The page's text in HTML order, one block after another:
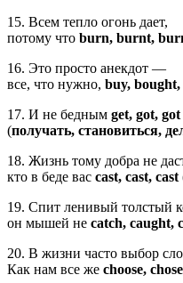
15. Всем тепло огонь дает,
потому что burn, burnt,
16. Это просто анекдот —
все, что нужно, buy,
17. И не бедным get, got, got
(получать, становиться,
18. Жизнь тому добра не
кто в беде вас cast, cast, cast
19. Спит ленивый толстый
он мышей не catch, caught,
20. В жизни часто выбор
Как нам все же choose,